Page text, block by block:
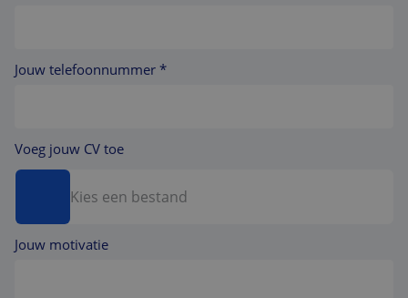
Jouw telefoonnummer *
Voeg jouw CV toe
Kies een bestand
Jouw motivatie